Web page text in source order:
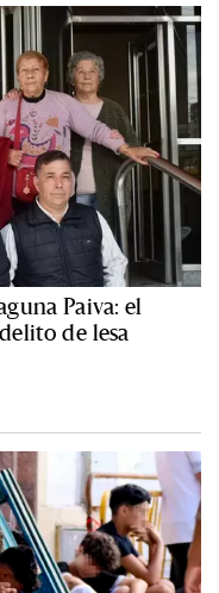
Paiva: el
de lesa